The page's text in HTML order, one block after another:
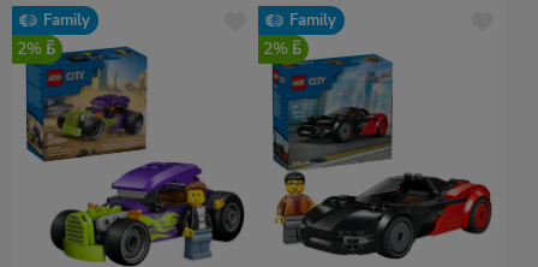
Family
2%
Family
2%